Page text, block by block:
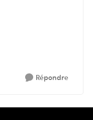
Répondre